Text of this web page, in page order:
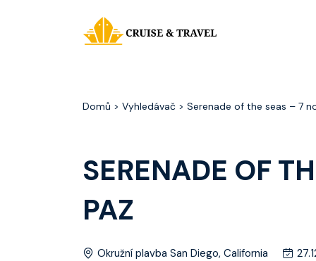
Domů > Vyhledávač > Serenade of the seas – 7
SERENADE OF
PAZ
Okružní plavba San Diego, California